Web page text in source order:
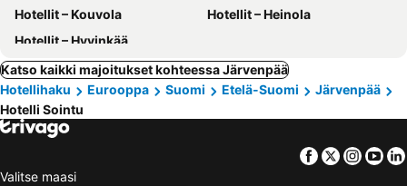
Hotellit – Kouvola
Hotellit – Heinola
Hotellit – Hyvinkää
Katso kaikki majoitukset kohteessa Järvenpää
Hotellihaku
Eurooppa Suomi Etelä-Suomi
Järvenpää
Hotelli Sointu
Facebook
Twitter
Valitse maasi